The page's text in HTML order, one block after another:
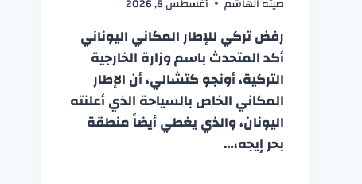
رفض تركي للإطار المكاني اليوناني
أكد المتحدث باسم وزارة الخارجية
التركية، أونجو كتشالي، أن الإطار
المكاني الخاص بالسياحة الذي أعلنته
اليونان، والذي يغطي أيضاً منطقة
بحر إيجه،…